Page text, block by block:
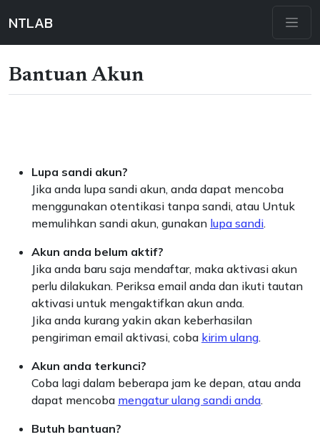
NTLAB
Bantuan Akun
Lupa sandi akun?
Jika anda lupa sandi akun, anda dapat mencoba
menggunakan otentikasi tanpa sandi, atau Untuk
memulihkan sandi akun, gunakan lupa sandi.
Akun anda belum aktif?
Jika anda baru saja mendaftar, maka aktivasi akun
perlu dilakukan. Periksa email anda dan ikuti tautan
aktivasi untuk mengaktifkan akun anda.
Jika anda kurang yakin akan keberhasilan
pengiriman email aktivasi, coba kirim ulang.
Akun anda terkunci?
Coba lagi dalam beberapa jam ke depan, atau anda
dapat mencoba mengatur ulang sandi anda.
Butuh bantuan?